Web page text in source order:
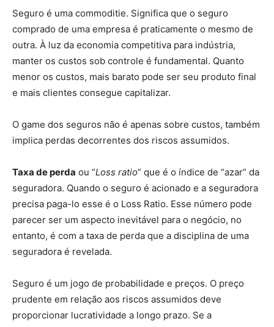
Seguro é uma commoditie. Significa que o seguro
comprado de uma empresa é praticamente o mesmo de
outra. À luz da economia competitiva para indústria,
manter os custos sob controle é fundamental. Quanto
menor os custos, mais barato pode ser seu produto final
e mais clientes consegue capitalizar.
O game dos seguros não é apenas sobre custos, também
implica perdas decorrentes dos riscos assumidos.
Taxa de perda ou “Loss ratio” que é o índice de “azar” da
seguradora. Quando o seguro é acionado e a seguradora
precisa paga-lo esse é o Loss Ratio. Esse número pode
parecer ser um aspecto inevitável para o negócio, no
entanto, é com a taxa de perda que a disciplina de uma
seguradora é revelada.
Seguro é um jogo de probabilidade e preços. O preço
prudente em relação aos riscos assumidos deve
proporcionar lucratividade a longo prazo. Se a